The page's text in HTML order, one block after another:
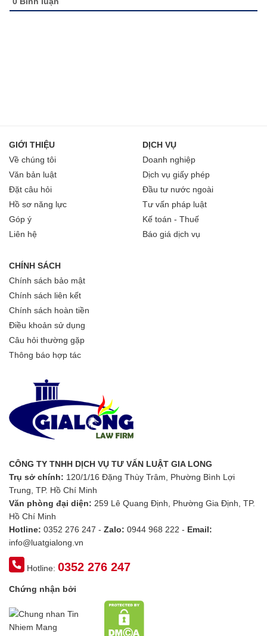
GIỚI THIỆU
Về chúng tôi
Văn bản luật
Đặt câu hỏi
Hồ sơ năng lực
Góp ý
Liên hệ
DỊCH VỤ
Doanh nghiệp
Dịch vụ giấy phép
Đầu tư nước ngoài
Tư vấn pháp luật
Kế toán - Thuế
Báo giá dịch vụ
CHÍNH SÁCH
Chính sách bảo mật
Chính sách liên kết
Chính sách hoàn tiền
Điều khoản sử dụng
Câu hỏi thường gặp
Thông báo hợp tác
CÔNG TY TNHH DỊCH VỤ TƯ VẤN LUẬT GIA LONG
Trụ sở chính: 120/1/16 Đặng Thùy Trâm, Phường Bình Lợi
Trung, TP. Hồ Chí Minh
Văn phòng đại diện: 259 Lê Quang Định, Phường Gia Định, TP.
Hồ Chí Minh
Hotline: 0352 276 247 - Zalo: 0944 968 222 - Email:
info@luatgialong.vn
Hotline:0352 276 247
Chứng nhận bởi